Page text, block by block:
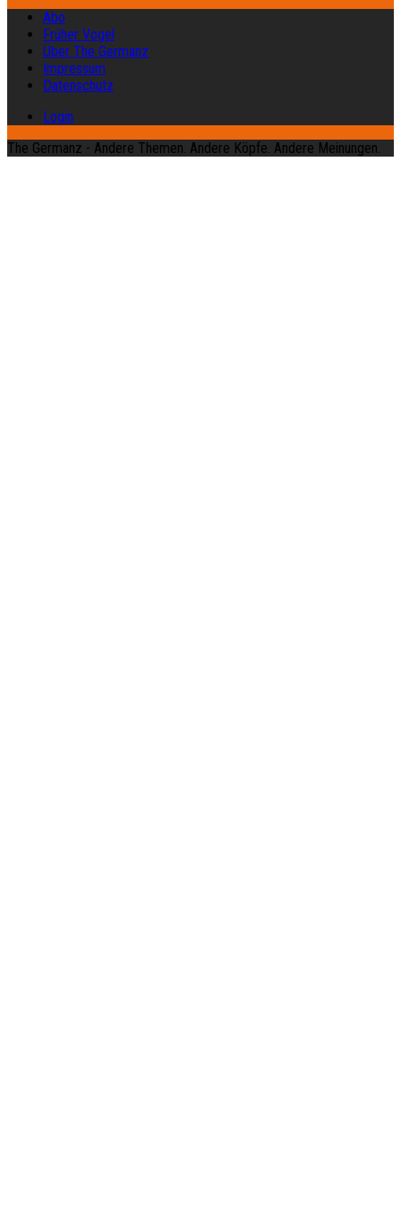
Abo
Früher Vogel
Über The Germanz
Impressum
Datenschutz
Login
The Germanz - Andere Themen. Andere Köpfe. Andere Meinungen.